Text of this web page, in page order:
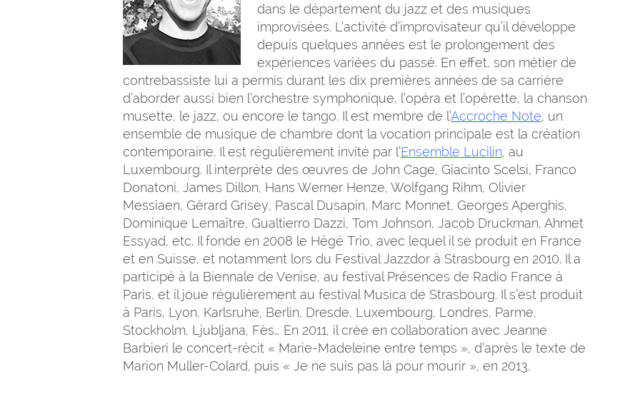
dans le département du jazz et des musiques
improvisées. L’activité d’improvisateur qu’il développe
depuis quelques années est le prolongement des
expériences variées du passé. En effet, son métier de
contrebassiste lui a permis durant les dix premières années de sa carrière
d’aborder aussi bien l’orchestre symphonique, l’opéra et l’opérette, la chanson
musette, le jazz, ou encore le tango. Il est membre de l’Accroche Note, un
ensemble de musique de chambre dont la vocation principale est la création
contemporaine. Il est régulièrement invité par l’Ensemble Lucilin, au
Luxembourg. Il interprète des œuvres de John Cage, Giacinto Scelsi, Franco
Donatoni, James Dillon, Hans Werner Henze, Wolfgang Rihm, Olivier
Messiaen, Gérard Grisey, Pascal Dusapin, Marc Monnet, Georges Aperghis,
Dominique Lemaître, Gualtierro Dazzi, Tom Johnson, Jacob Druckman, Ahmet
Essyad, etc. Il fonde en 2008 le Hégé Trio, avec lequel il se produit en France
et en Suisse, et notamment lors du Festival Jazzdor à Strasbourg en 2010. Il a
participé à la Biennale de Venise, au festival Présences de Radio France à
Paris, et il joue régulièrement au festival Musica de Strasbourg. Il s’est produit
à Paris, Lyon, Karlsruhe, Berlin, Dresde, Luxembourg, Londres, Parme,
Stockholm, Ljubljana, Fès… En 2011, il crée en collaboration avec Jeanne
Barbieri le concert-récit « Marie-Madeleine entre temps », d’après le texte de
Marion Muller-Colard, puis « Je ne suis pas là pour mourir », en 2013.